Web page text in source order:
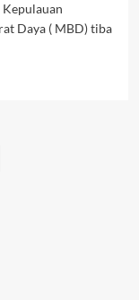
Daya ( MBD) tiba